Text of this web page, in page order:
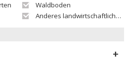
Waldboden
Anderes landwirtschaftliches Grundstück